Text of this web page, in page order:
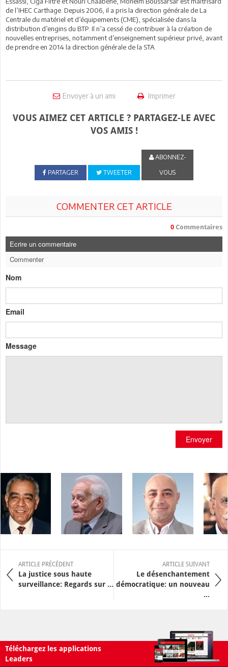
de l’IHEC Carthage. Depuis 2006, il a pris la direction générale de La
Centrale du matériel et d’équipements (CME), spécialisée dans la
distribution d’engins du BTP. Il n’a cessé de contribuer à la création de
nouvelles entreprises, notamment d’enseignement supérieur privé, avant
de prendre en 2014 la direction générale de la STA.
Envoyer à un ami Imprimer
VOUS AIMEZ CET ARTICLE ? PARTAGEZ-LE AVEC
VOS AMIS !
PARTAGER TWEETER
ABONNEZ-
VOUS
COMMENTER CET ARTICLE
0 Commentaires
Ecrire un commentaire
Commenter
Nom
Email
Message
Envoyer
ARTICLE PRÉCÉDENT
La justice sous haute
surveillance: Regards sur ...
ARTICLE SUIVANT
Le désenchantement
démocratique: un nouveau
...
Téléchargez les applications
Leaders